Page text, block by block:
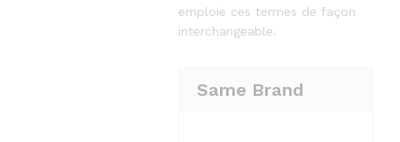
emploie ces termes de façon
interchangeable.
Same Brand